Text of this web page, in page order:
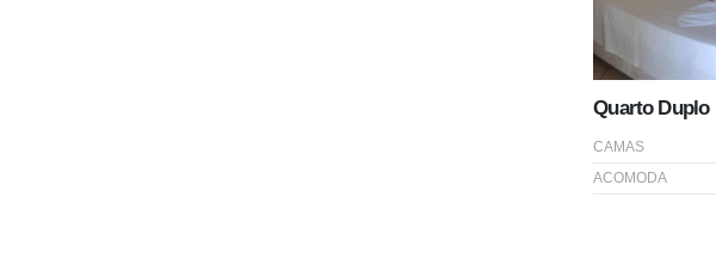
Quarto Duplo
CAMAS
ACOMODA